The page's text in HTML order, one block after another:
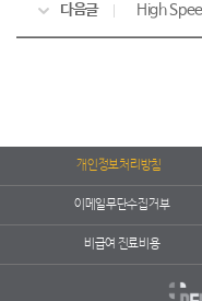
다음글
개인정보처리방침
이메일무단수집거부
비급여 진료비용